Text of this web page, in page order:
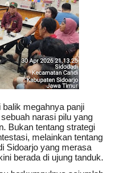
balik megahnya panji
narasi pilu yang
Bukan tentang strategi
melainkan tentang
Sidoarjo yang merasa
berada di ujung tanduk.